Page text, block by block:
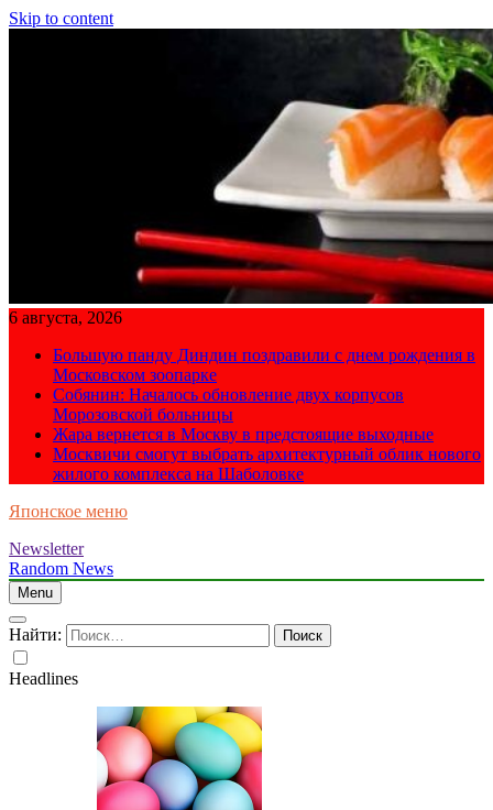
Skip to content
6 августа, 2026
Большую панду Диндин поздравили с днем рождения в
Московском зоопарке
Собянин: Началось обновление двух корпусов
Морозовской больницы
Жара вернется в Москву в предстоящие выходные
Москвичи смогут выбрать архитектурный облик нового
жилого комплекса на Шаболовке
Японское меню
Newsletter
Random News
Menu
Найти:
Headlines